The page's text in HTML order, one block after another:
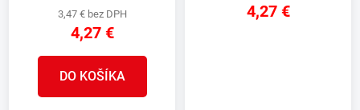
3,47 € bez DPH
4,27 €
DO KOŠÍKA
4,27 €